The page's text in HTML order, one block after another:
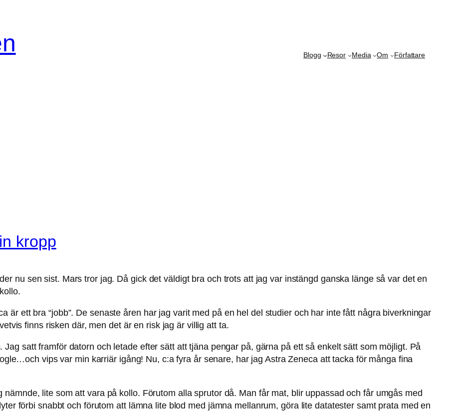
Blogg Resor Media Om Författare
kropp
nu sen sist. Mars tror jag. Då gick det väldigt bra och trots att jag var instängd ganska länge så var det en
är ett bra “jobb”. De senaste åren har jag varit med på en hel del studier och har inte fått några biverkningar
finns risken där, men det är en risk jag är villig att ta.
satt framför datorn och letade efter sätt att tjäna pengar på, gärna på ett så enkelt sätt som möjligt. På
vips var min karriär igång! Nu, c:a fyra år senare, har jag Astra Zeneca att tacka för många fina
lite som att vara på kollo. Förutom alla sprutor då. Man får mat, blir uppassad och får umgås med
förbi snabbt och förutom att lämna lite blod med jämna mellanrum, göra lite datatester samt prata med en